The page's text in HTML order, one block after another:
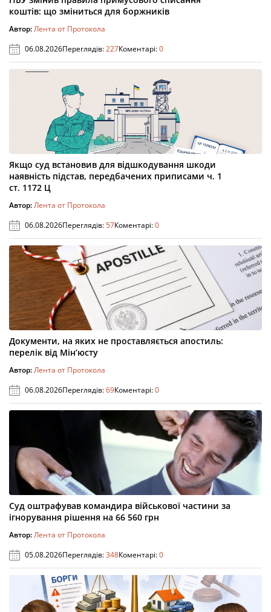
коштів: що зміниться для боржників
Автор:Лента от Протокола
06.08.2026Переглядів:227Коментарі:0
Якщо суд встановив для відшкодування шкоди
наявність підстав, передбачених приписами ч. 1
ст. 1172 Ц
Автор:Лента от Протокола
06.08.2026Переглядів:57Коментарі:0
Документи, на яких не проставляється апостиль:
перелік від Мін’юсту
Автор:Лента от Протокола
06.08.2026Переглядів:69Коментарі:0
Суд оштрафував командира військової частини за
ігнорування рішення на 66 560 грн
Автор:Лента от Протокола
05.08.2026Переглядів:348Коментарі:0